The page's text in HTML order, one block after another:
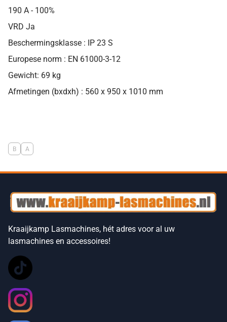
190 A - 100%
VRD Ja
Beschermingsklasse : IP 23 S
Europese norm : EN 61000-3-12
Gewicht: 69 kg
Afmetingen (bxdxh) : 560 x 950 x 1010 mm
B A
Kraaijkamp Lasmachines, hét adres voor al uw
lasmachines en accessoires!